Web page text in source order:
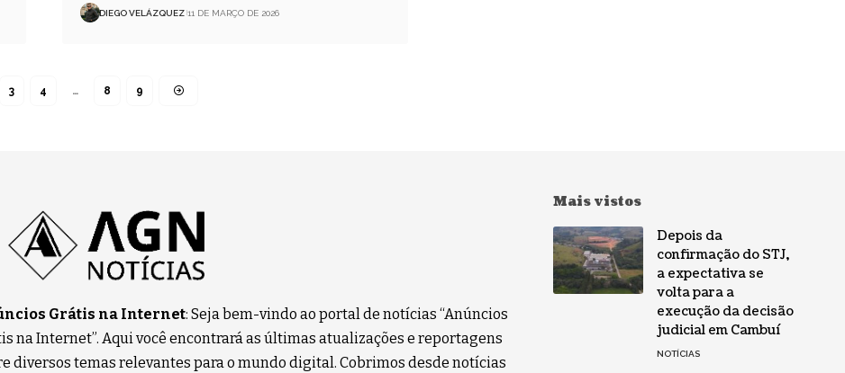
DIEGO VELÁZQUEZ 11 DE MARÇO DE 2026
3 4 … 8 9
Grátis na Internet: Seja bem-vindo ao portal de notícias “Anúncios
na Internet”. Aqui você encontrará as últimas atualizações e reportagens
diversos temas relevantes para o mundo digital. Cobrimos desde notícias
Mais vistos
Depois da
confirmação do STJ,
a expectativa se
volta para a
execução da decisão
judicial em Cambuí
NOTÍCIAS